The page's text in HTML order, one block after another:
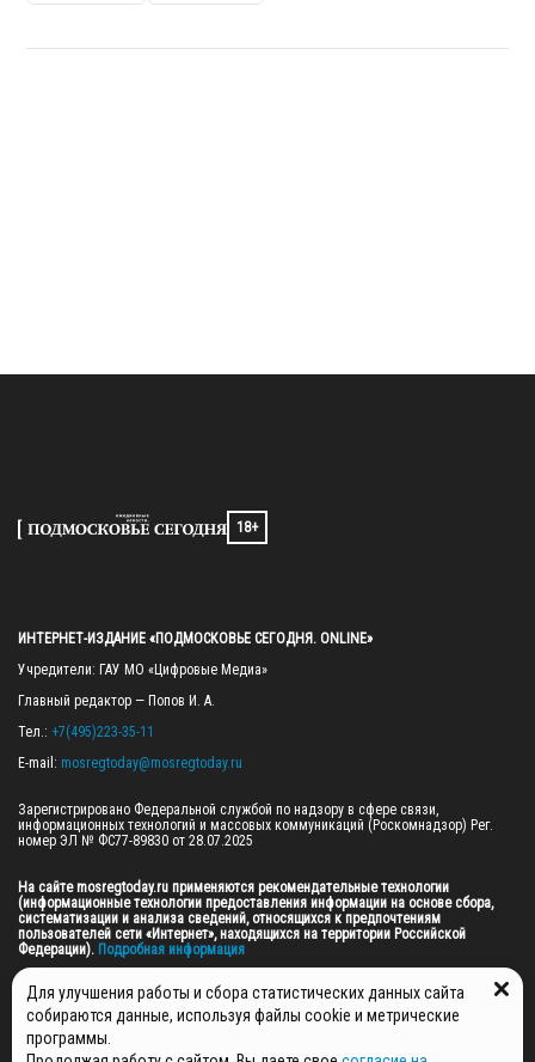
18+
ИНТЕРНЕТ-ИЗДАНИЕ «ПОДМОСКОВЬЕ СЕГОДНЯ. ONLINE»
Учредители: ГАУ МО «Цифровые Медиа»
Главный редактор — Попов И. А.
Тел.: +7(495)223-35-11
E-mail: mosregtoday@mosregtoday.ru
Зарегистрировано Федеральной службой по надзору в сфере связи,
информационных технологий и массовых коммуникаций (Роскомнадзор) Рег.
номер ЭЛ № ФС77-89830 от 28.07.2025
На сайте mosregtoday.ru применяются рекомендательные технологии
(информационные технологии предоставления информации на основе сбора,
систематизации и анализа сведений, относящихся к предпочтениям
пользователей сети «Интернет», находящихся на территории Российской
Федерации). Подробная информация
© 2026 ПРАВА НА ВСЕ МАТЕРИАЛЫ САЙТА ПРИНАДЛЕЖАТ ГАУ МО "ЦИФРОВЫЕ
МЕДИА" (ОГРН: 1255000059467).
Для улучшения работы и сбора статистических данных сайта
собираются данные, используя файлы cookie и метрические
программы.